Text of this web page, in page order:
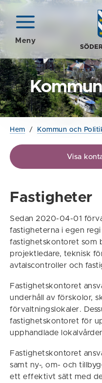
Meny
Hem / Kommun och
Visa
Fastigheter
Sedan 2020-04-01
fastigheterna i egen
fastighetskontoret som
projektledare, teknisk
avtalscontroller och
Fastighetskontoret
underhåll av förskolor,
förvaltningslokaler.
fastighetskontoret för
upphandlade
Fastighetskontoret
samt ny-, om- och
ett effektivt sätt med